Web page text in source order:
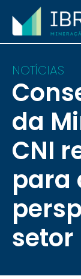
NOTÍCIAS
da
CNI
para